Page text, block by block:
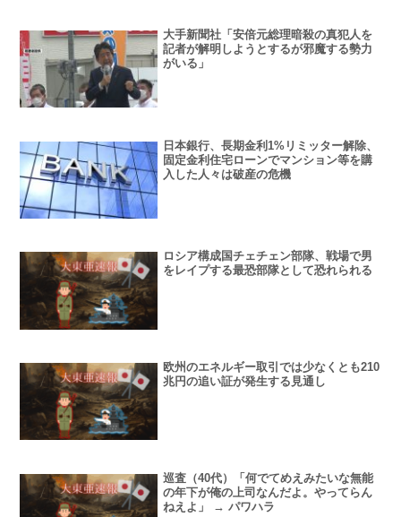
大手新聞社「安倍元総理暗殺の真犯人を
記者が解明しようとするが邪魔する勢力
がいる」
日本銀行、長期金利1%リミッター解除、
固定金利住宅ローンでマンション等を購
入した人々は破産の危機
ロシア構成国チェチェン部隊、戦場で男
をレイプする最恐部隊として恐れられる
欧州のエネルギー取引では少なくとも210
兆円の追い証が発生する見通し
巡査（40代）「何でてめえみたいな無能
の年下が俺の上司なんだよ。やってらん
ねえよ」 → パワハラ